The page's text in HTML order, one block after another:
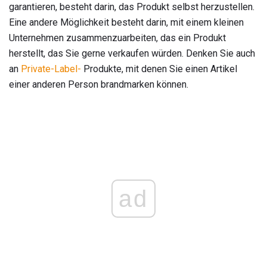
garantieren, besteht darin, das Produkt selbst herzustellen.
Eine andere Möglichkeit besteht darin, mit einem kleinen
Unternehmen zusammenzuarbeiten, das ein Produkt
herstellt, das Sie gerne verkaufen würden. Denken Sie auch
an Private-Label- Produkte, mit denen Sie einen Artikel
einer anderen Person brandmarken können.
ad